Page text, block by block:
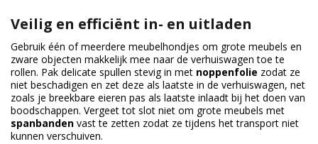
Veilig en efficiënt in- en uitladen
Gebruik één of meerdere meubelhondjes om grote meubels en
zware objecten makkelijk mee naar de verhuiswagen toe te
rollen. Pak delicate spullen stevig in met noppenfolie zodat ze
niet beschadigen en zet deze als laatste in de verhuiswagen, net
zoals je breekbare eieren pas als laatste inlaadt bij het doen van
boodschappen. Vergeet tot slot niet om grote meubels met
spanbanden vast te zetten zodat ze tijdens het transport niet
kunnen verschuiven.